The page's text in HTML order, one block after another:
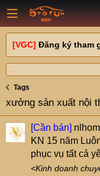
[VGC] Đăng ký tham
Tags
xưởng sản xuất nội
[Cần bán]
KN 15 năm
phục vụ tất cả
<Kinh doanh